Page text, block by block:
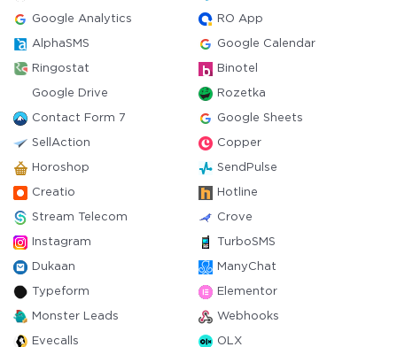
Google Analytics RO App
AlphaSMS Google Calendar
Ringostat Binotel
Google Drive Rozetka
Contact Form 7 Google Sheets
SellAction Copper
Horoshop SendPulse
Creatio Hotline
Stream Telecom Crove
Instagram TurboSMS
Dukaan ManyChat
Typeform Elementor
Monster Leads Webhooks
Evecalls OLX